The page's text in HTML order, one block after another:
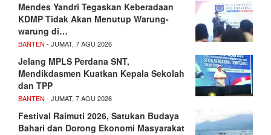
Mendes Yandri Tegaskan Keberadaan
KDMP Tidak Akan Menutup Warung-
warung di…
BANTEN - JUMAT, 7 AGU 2026
Jelang MPLS Perdana SNT,
Mendikdasmen Kuatkan Kepala Sekolah
dan TPP
BANTEN - JUMAT, 7 AGU 2026
Festival Raimuti 2026, Satukan Budaya
Bahari dan Dorong Ekonomi Masyarakat